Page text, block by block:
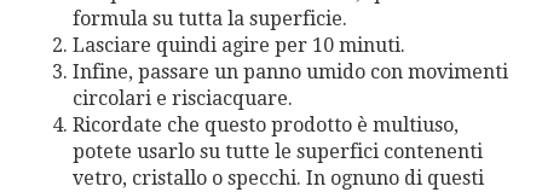
formula su tutta la superficie.
Lasciare quindi agire per 10 minuti.
Infine, passare un panno umido con movimenti
circolari e risciacquare.
Ricordate che questo prodotto è multiuso,
potete usarlo su tutte le superfici contenenti
vetro, cristallo o specchi. In ognuno di questi